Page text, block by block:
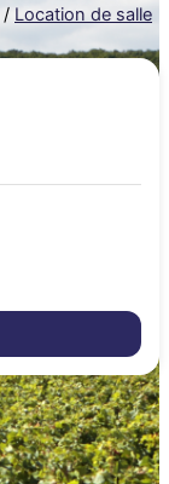
/ Location de salle